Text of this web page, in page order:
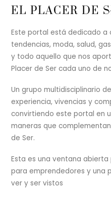
EL PLACER DE
Este portal está dedicado a
tendencias, moda, salud,
y todo aquello que nos
Placer de Ser cada uno de
Un grupo multidisciplinario
experiencia, vivencias y
convirtiendo este portal en
maneras que
de Ser.
Esta es una ventana
para emprendedores y una
ver y ser vistos